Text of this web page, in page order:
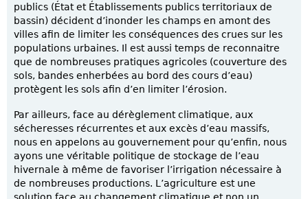
publics (État et Établissements publics territoriaux de
bassin) décident d’inonder les champs en amont des
villes afin de limiter les conséquences des crues sur les
populations urbaines. Il est aussi temps de reconnaitre
que de nombreuses pratiques agricoles (couverture des
sols, bandes enherbées au bord des cours d’eau)
protègent les sols afin d’en limiter l’érosion.
Par ailleurs, face au dérèglement climatique, aux
sécheresses récurrentes et aux excès d’eau massifs,
nous en appelons au gouvernement pour qu’enfin, nous
ayons une véritable politique de stockage de l’eau
hivernale à même de favoriser l’irrigation nécessaire à
de nombreuses productions. L’agriculture est une